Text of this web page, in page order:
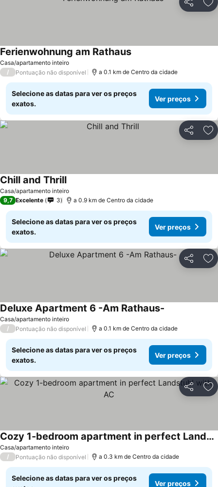
Partilhar
Casa/apartamento inteiro
Ferienwohnung am Rathaus
/ Pontuação não disponível a 0.1 km de Centro da cidade
Selecione as datas para ver os preços
exatos.
Ver preços
Partilhar
Casa/apartamento inteiro
Chill and Thrill
9,7 Excelente 3 a 0.9 km de Centro da cidade
Selecione as datas para ver os preços
exatos.
Ver preços
Partilhar
Casa/apartamento inteiro
Deluxe Apartment 6 -Am Rathaus-
/ Pontuação não disponível a 0.1 km de Centro da cidade
Selecione as datas para ver os preços
exatos.
Ver preços
Partilhar
Casa/apartamento inteiro
Cozy 1-bedroom apartment in perfect Landstuhl with AC
/ Pontuação não disponível a 0.3 km de Centro da cidade
Selecione as datas para ver os preços
Ver preços